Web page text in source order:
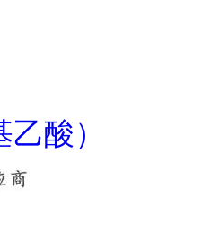
酸）